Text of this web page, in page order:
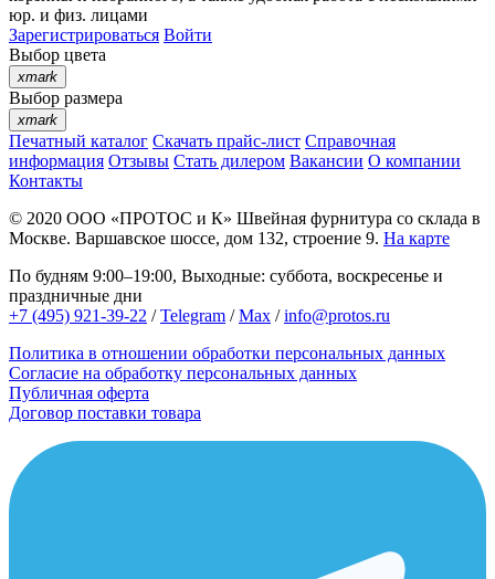
юр. и физ. лицами
Зарегистрироваться Войти
Выбор цвета
xmark
Выбор размера
xmark
Печатный каталог Скачать прайс-лист Справочная
информация Отзывы Стать дилером Вакансии О компании
Контакты
© 2020 ООО «ПРОТОС и К» Швейная фурнитура со склада в
Москве. Варшавское шоссе, дом 132, строение 9. На карте
По будням 9:00–19:00, Выходные: суббота, воскресенье и
праздничные дни
+7 (495) 921-39-22 /Telegram /Max /info@protos.ru
Политика в отношении обработки персональных данных
Согласие на обработку персональных данных
Публичная оферта
Договор поставки товара